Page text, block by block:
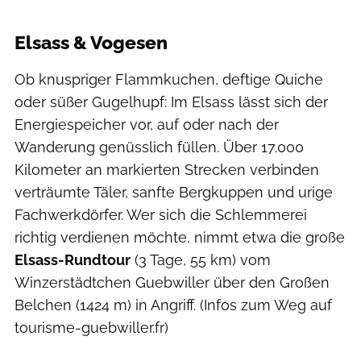
Elsass & Vogesen
Ob knuspriger Flammkuchen, deftige Quiche
oder süßer Gugelhupf: Im Elsass lässt sich der
Energiespeicher vor, auf oder nach der
Wanderung genüsslich füllen. Über 17.000
Kilometer an markierten Strecken verbinden
verträumte Täler, sanfte Bergkuppen und urige
Fachwerkdörfer. Wer sich die Schlemmerei
richtig verdienen möchte, nimmt etwa die große
Elsass-Rundtour (3 Tage, 55 km) vom
Winzerstädtchen Guebwiller über den Großen
Belchen (1424 m) in Angriff. (Infos zum Weg auf
tourisme-guebwiller.fr)